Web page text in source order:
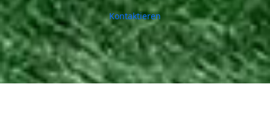
Kontaktieren